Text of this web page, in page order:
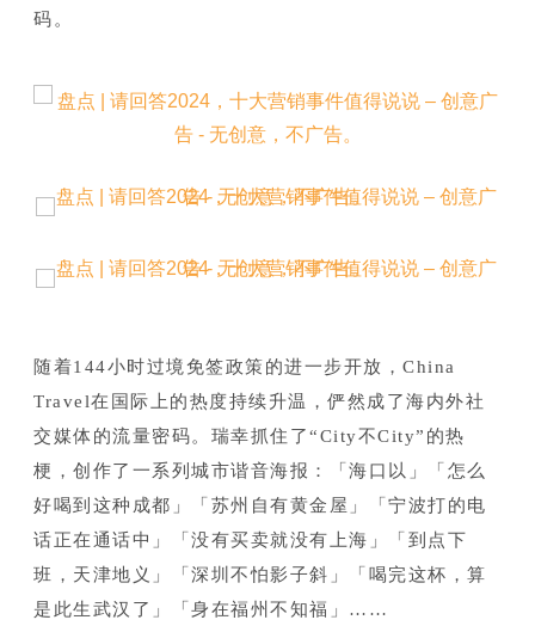
码。
随着144小时过境免签政策的进一步开放，China
Travel在国际上的热度持续升温，俨然成了海内外社
交媒体的流量密码。瑞幸抓住了“City不City”的热
梗，创作了一系列城市谐音海报：「海口以」「怎么
好喝到这种成都」「苏州自有黄金屋」「宁波打的电
话正在通话中」「没有买卖就没有上海」「到点下
班，天津地义」「深圳不怕影子斜」「喝完这杯，算
是此生武汉了」「身在福州不知福」……